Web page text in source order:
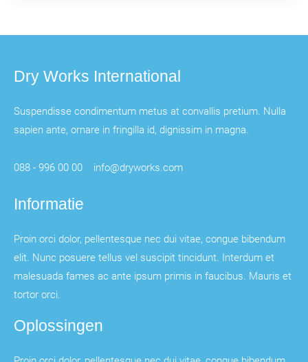
Dry Works International
Suspendisse condimentum metus at convallis pretium. Nulla
sapien ante, ornare in fringilla id, dignissim in magna.
088 - 996 00 00 info@dryworks.com
Informatie
Proin orci dolor, pellentesque nec dui vitae, congue bibendum
elit. Nunc posuere tellus vel suscipit tincidunt. Interdum et
malesuada fames ac ante ipsum primis in faucibus. Mauris et
tortor orci.
Oplossingen